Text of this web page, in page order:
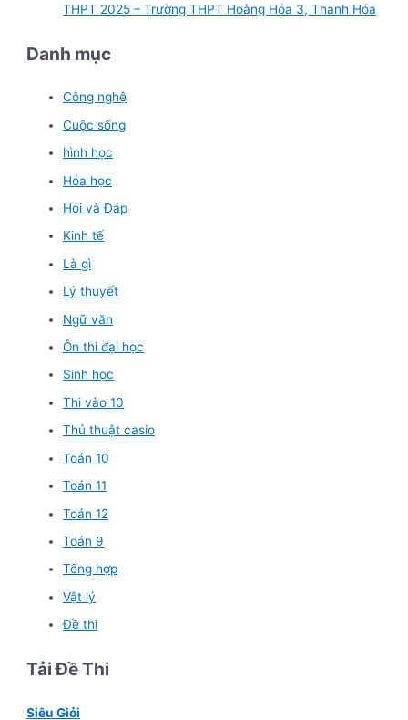
THPT 2025 – Trường THPT Hoằng Hóa 3, Thanh Hóa
Danh mục
Công nghệ
Cuộc sống
hình học
Hóa học
Hỏi và Đáp
Kinh tế
Là gì
Lý thuyết
Ngữ văn
Ôn thi đại học
Sinh học
Thi vào 10
Thủ thuật casio
Toán 10
Toán 11
Toán 12
Toán 9
Tổng hợp
Vật lý
Đề thi
Tải Đề Thi
Siêu Giỏi